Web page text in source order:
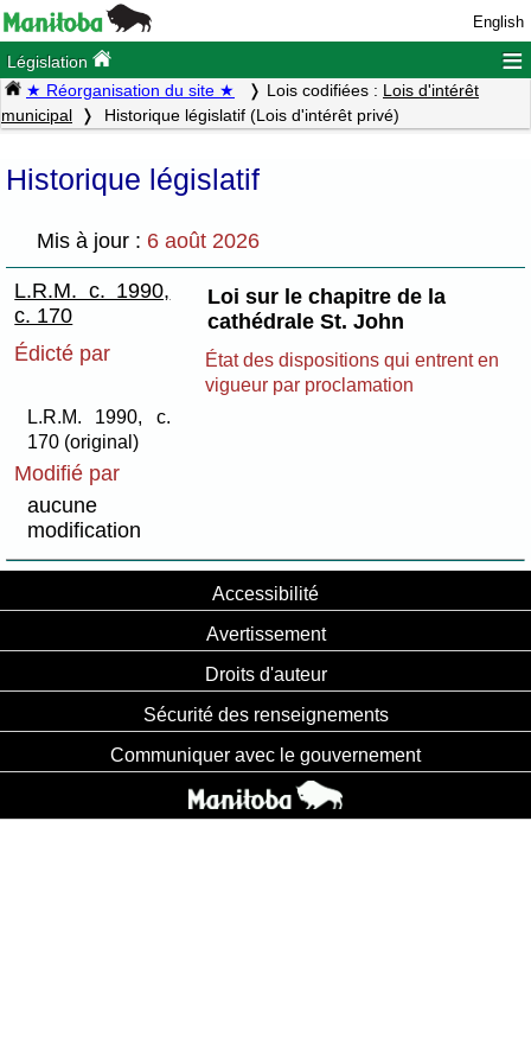
English
Législation ≡
★ Réorganisation du site ★ Lois codifiées : Lois d'intérêt
municipal
Historique législatif (Lois d'intérêt privé)
Historique législatif
Mis à jour : 6 août 2026
L.R.M. c. 1990,
c. 170
Loi sur le chapitre de la
cathédrale St. John
Édicté par
État des dispositions qui entrent en
vigueur par proclamation
L.R.M. 1990, c.
170 (original)
Modifié par
aucune
modification
Accessibilité
Avertissement
Droits d'auteur
Sécurité des renseignements
Communiquer avec le gouvernement